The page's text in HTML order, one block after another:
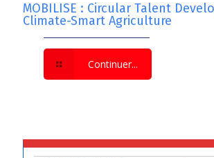
MOBILISE : Circular Talent
Climate-Smart Agriculture
Continuer...